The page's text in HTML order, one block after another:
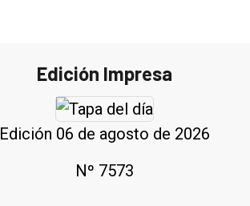
Edición Impresa
Edición 06 de agosto de 2026
Nº 7573